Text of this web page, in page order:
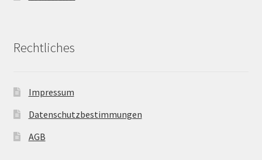
Rechtliches
Impressum
Datenschutzbestimmungen
AGB